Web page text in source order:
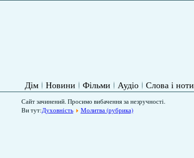
Дім Новини Фільми Аудіо Слова і ноти
Сайт зачинений. Просимо вибачення за незручності.
Ви тут:Духовність Молитва (рубрика)